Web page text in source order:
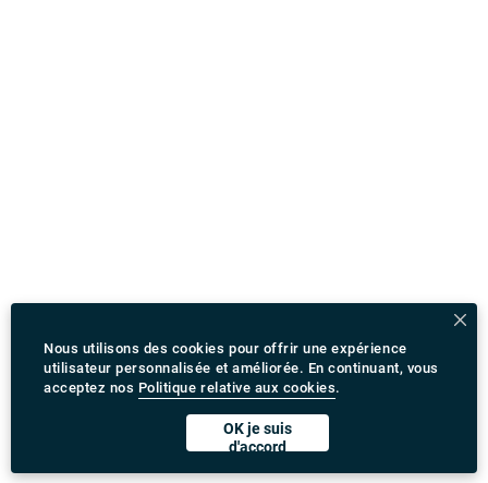
Nous utilisons des cookies pour offrir une expérience
utilisateur personnalisée et améliorée. En continuant, vous
acceptez nos Politique relative aux cookies.
OK je suis
d'accord